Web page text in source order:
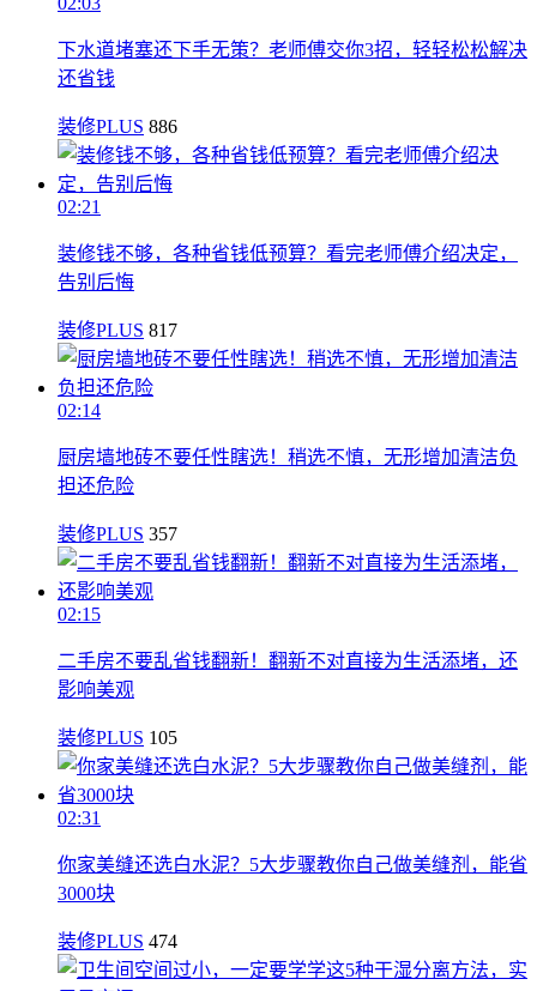
下水道堵塞还下手无策？老师傅交你3招，轻轻松松解决
还省钱
装修PLUS 886
02:21
装修钱不够，各种省钱低预算？看完老师傅介绍决定，
告别后悔
装修PLUS 817
02:14
厨房墙地砖不要任性瞎选！稍选不慎，无形增加清洁负
担还危险
装修PLUS 357
02:15
二手房不要乱省钱翻新！翻新不对直接为生活添堵，还
影响美观
装修PLUS 105
02:31
你家美缝还选白水泥？5大步骤教你自己做美缝剂，能省
3000块
装修PLUS 474